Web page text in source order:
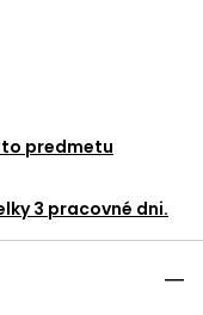
predmetu
3 pracovné dni.